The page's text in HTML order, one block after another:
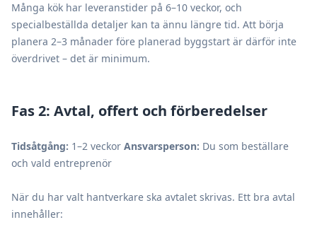
Många kök har leveranstider på 6–10 veckor, och
specialbeställda detaljer kan ta ännu längre tid. Att börja
planera 2–3 månader före planerad byggstart är därför inte
överdrivet – det är minimum.
Fas 2: Avtal, offert och förberedelser
Tidsåtgång: 1–2 veckor Ansvarsperson: Du som beställare
och vald entreprenör
När du har valt hantverkare ska avtalet skrivas. Ett bra avtal
innehåller: